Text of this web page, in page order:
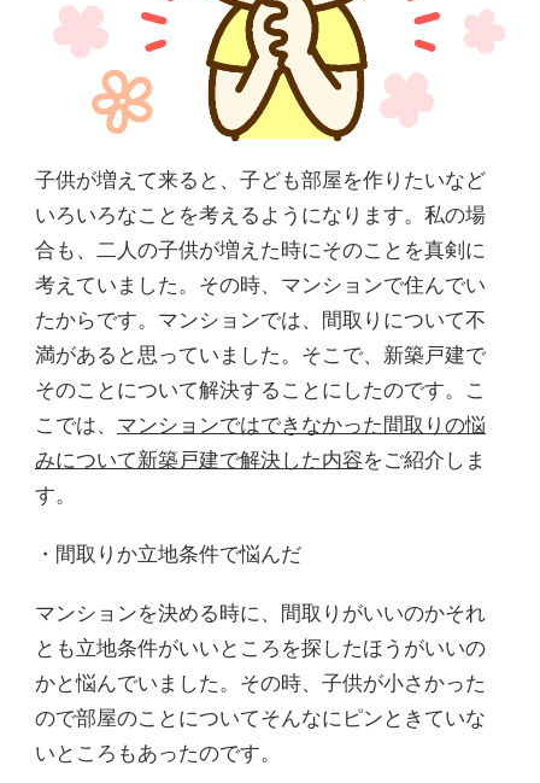
子供が増えて来ると、子ども部屋を作りたいなど
いろいろなことを考えるようになります。私の場
合も、二人の子供が増えた時にそのことを真剣に
考えていました。その時、マンションで住んでい
たからです。マンションでは、間取りについて不
満があると思っていました。そこで、新築戸建で
そのことについて解決することにしたのです。こ
こでは、 マンションではできなかった間取りの悩
みについて新築戸建で解決した内容をご紹介しま
す。
・間取りか立地条件で悩んだ
マンションを決める時に、間取りがいいのかそれ
とも立地条件がいいところを探したほうがいいの
かと悩んでいました。その時、子供が小さかった
ので部屋のことについてそんなにピンときていな
いところもあったのです。